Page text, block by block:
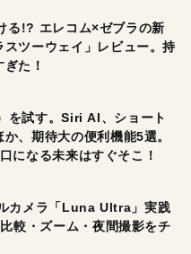
る!? エレコム×ゼブラの新
スツーウェイ」レビュー。持
た！
を試す。Siri AI、ショート
、期待大の便利機能5選。
になる未来はすぐそこ！
カメラ「Luna Ultra」実践
較・ズーム・夜間撮影をチ